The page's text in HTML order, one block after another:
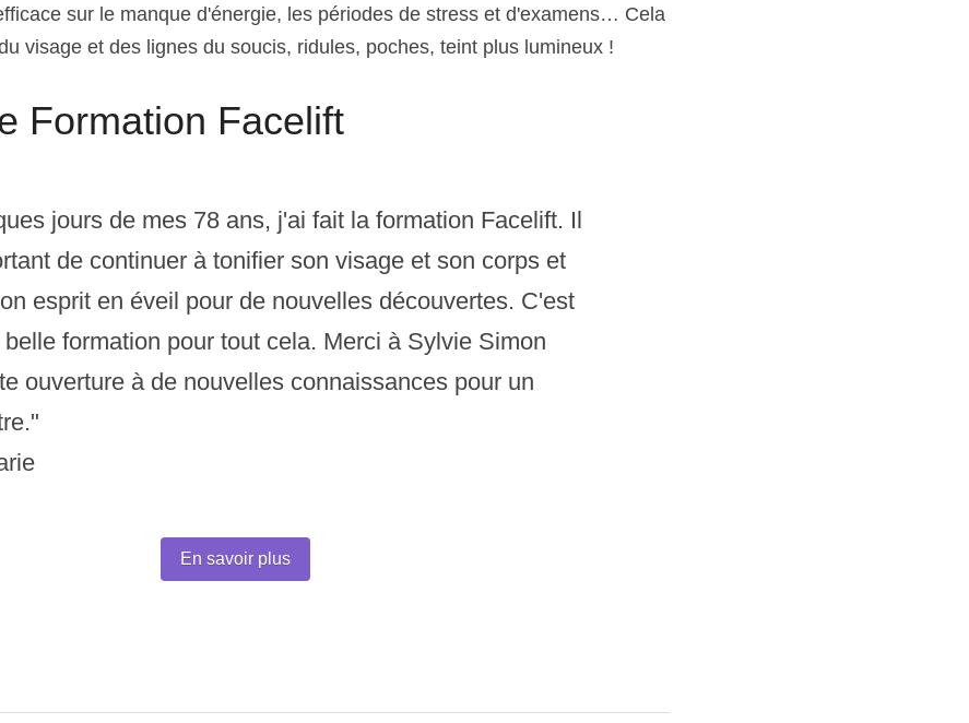
sur le manque d'énergie, les périodes de stress et d'examens… Cela
visage et des lignes du soucis, ridules, poches, teint plus lumineux !
Formation Facelift
jours de mes 78 ans, j'ai fait la formation Facelift. Il
de continuer à tonifier son visage et son corps et
esprit en éveil pour de nouvelles découvertes. C'est
belle formation pour tout cela. Merci à Sylvie Simon
ouverture à de nouvelles connaissances pour un
En savoir plus